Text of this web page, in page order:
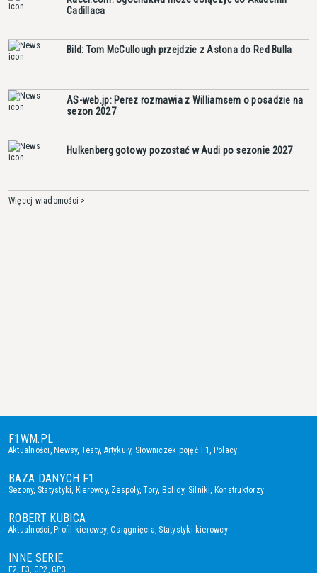
Cadillaca
Bild: Tom McCullough przejdzie z Astona do Red Bulla
AS-web.jp: Perez rozmawia z Williamsem o posadzie na
sezon 2027
Hulkenberg gotowy pozostać w Audi po sezonie 2027
Więcej wiadomości >
F1WM.PL
Aktualności, Newsy, Testy, Artykuły, Słowniczek pojęć F1, Polacy
BAZA DANYCH F1
Sezony, Statystyki, Kierowcy, Zespoły,Tory, Bolidy, Silniki, Konstruktorzy
ROBERT KUBICA
Aktualności, Profil kierowcy,Osiągnięcia, Statystyki kierowcy
INNE SERIE
F2, F3, GP2,GP3